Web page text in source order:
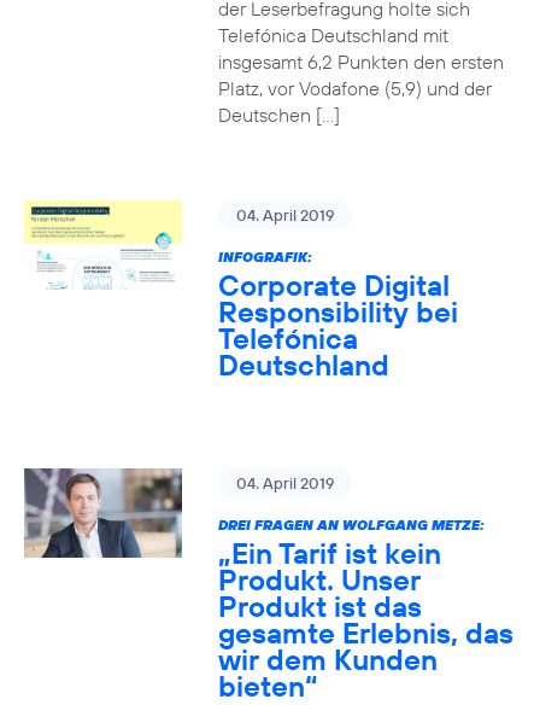
der Leserbefragung holte sich
Telefónica Deutschland mit
insgesamt 6,2 Punkten den ersten
Platz, vor Vodafone (5,9) und der
Deutschen […]
04. April 2019
INFOGRAFIK:
Corporate Digital
Responsibility bei
Telefónica
Deutschland
04. April 2019
DREI FRAGEN AN WOLFGANG METZE:
„Ein Tarif ist kein
Produkt. Unser
Produkt ist das
gesamte Erlebnis, das
wir dem Kunden
bieten“